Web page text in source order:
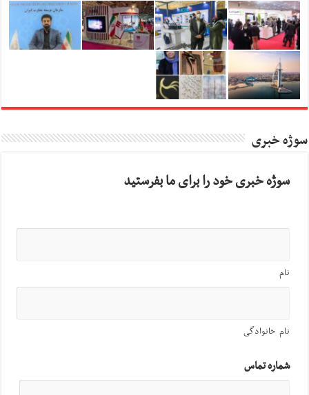
سوژه خبری
سوژه خبری خود را برای ما بفرستید
نام
نام خانوادگی
شماره تماس